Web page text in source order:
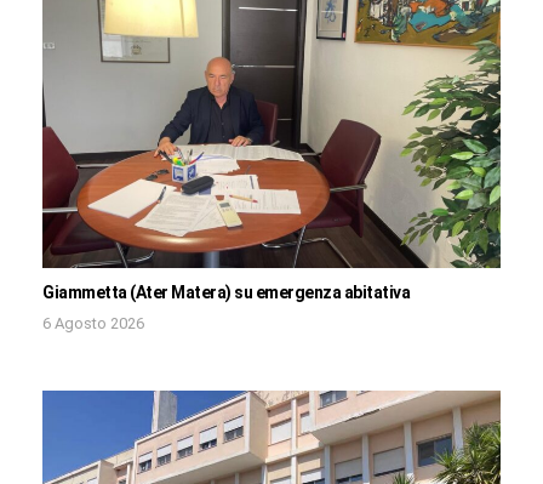
Giammetta (Ater Matera) su emergenza abitativa
6 Agosto 2026